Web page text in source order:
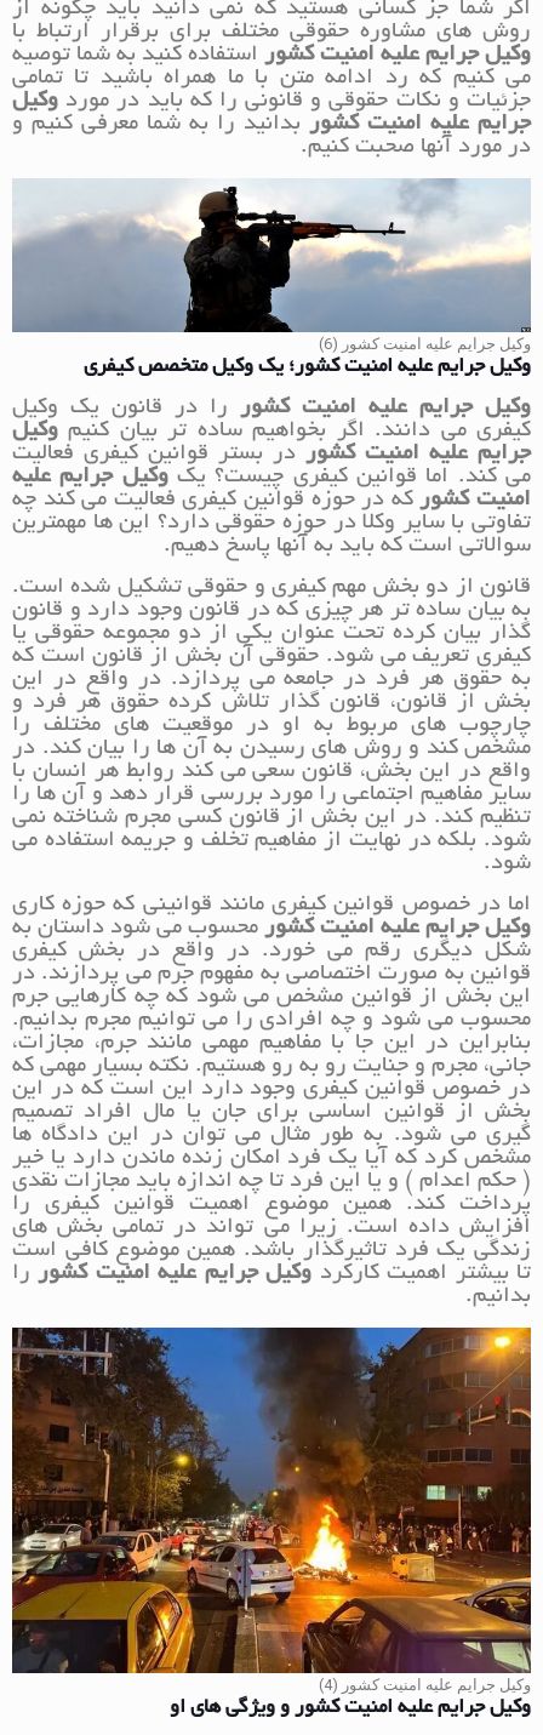
اگر شما جز کسانی هستید که نمی دانید باید چگونه از
روش های مشاوره حقوقی مختلف برای برقرار ارتباط با
وکیل جرایم علیه امنیت کشور استفاده کنید به شما توصیه
می کنیم که رد ادامه متن با ما همراه باشید تا تمامی
جزئیات و نکات حقوقی و قانونی را که باید در مورد وکیل
جرایم علیه امنیت کشور بدانید را به شما معرفی کنیم و
در مورد آنها صحبت کنیم.
وکیل جرایم علیه امنیت کشور (6)
وکیل جرایم علیه امنیت کشور؛ یک وکیل متخصص کیفری
وکیل جرایم علیه امنیت کشور
را در قانون یک وکیل
کیفری می دانند. اگر بخواهیم ساده تر بیان کنیم وکیل
جرایم علیه امنیت کشور در بستر قوانین کیفری فعالیت
می کند. اما قوانین کیفری چیست؟ یکوکیل جرایم علیه
امنیت کشور که در حوزه قوانین کیفری فعالیت می کند چه
تفاوتی با سایر وکلا در حوزه حقوقی دارد؟ این ها مهمترین
سوالاتی است که باید به آنها پاسخ دهیم.
قانون از دو بخش مهم کیفری و حقوقی تشکیل شده است.
به بیان ساده تر هر چیزی که در قانون وجود دارد و قانون
گذار بیان کرده تحت عنوان یکی از دو مجموعه حقوقی یا
کیفری تعریف می شود. حقوقی آن بخش از قانون است که
به حقوق هر فرد در جامعه می پردازد. در واقع در این
بخش از قانون، قانون گذار تلاش کرده حقوق هر فرد و
چارچوب های مربوط به او در موقعیت های مختلف را
مشخص کند و روش های رسیدن به آن ها را بیان کند. در
واقع در این بخش، قانون سعی می کند روابط هر انسان با
سایر مفاهیم اجتماعی را مورد بررسی قرار دهد و آن ها را
تنظیم کند. در این بخش از قانون کسی مجرم شناخته نمی
شود. بلکه در نهایت از مفاهیم تخلف و جریمه استفاده می
شود.
اما در خصوص قوانین کیفری مانند قوانینی که حوزه کاری
وکیل جرایم علیه امنیت کشور محسوب می شود داستان به
شکل دیگری رقم می خورد. در واقع در بخش کیفری
قوانین به صورت اختصاصی به مفهوم جرم می پردازند. در
این بخش از قوانین مشخص می شود که چه کارهایی جرم
محسوب می شود و چه افرادی را می توانیم مجرم بدانیم.
بنابراین در این جا با مفاهیم مهمی مانند جرم، مجازات،
جانی، مجرم و جنایت رو به رو هستیم. نکته بسیار مهمی که
در خصوص قوانین کیفری وجود دارد این است که در این
بخش از قوانین اساسی برای جان یا مال افراد تصمیم
گیری می شود. به طور مثال می توان در این دادگاه ها
مشخص کرد که آیا یک فرد امکان زنده ماندن دارد یا خیر
( حکم اعدام ) و یا این فرد تا چه اندازه باید مجازات نقدی
پرداخت کند. همین موضوع اهمیت قوانین کیفری را
افزایش داده است. زیرا می تواند در تمامی بخش های
زندگی یک فرد تاثیرگذار باشد. همین موضوع کافی است
تا بیشتر اهمیت کارکرد وکیل جرایم علیه امنیت کشور را
بدانیم.
وکیل جرایم علیه امنیت کشور (4)
وکیل جرایم علیه امنیت کشور و ویژگی های او